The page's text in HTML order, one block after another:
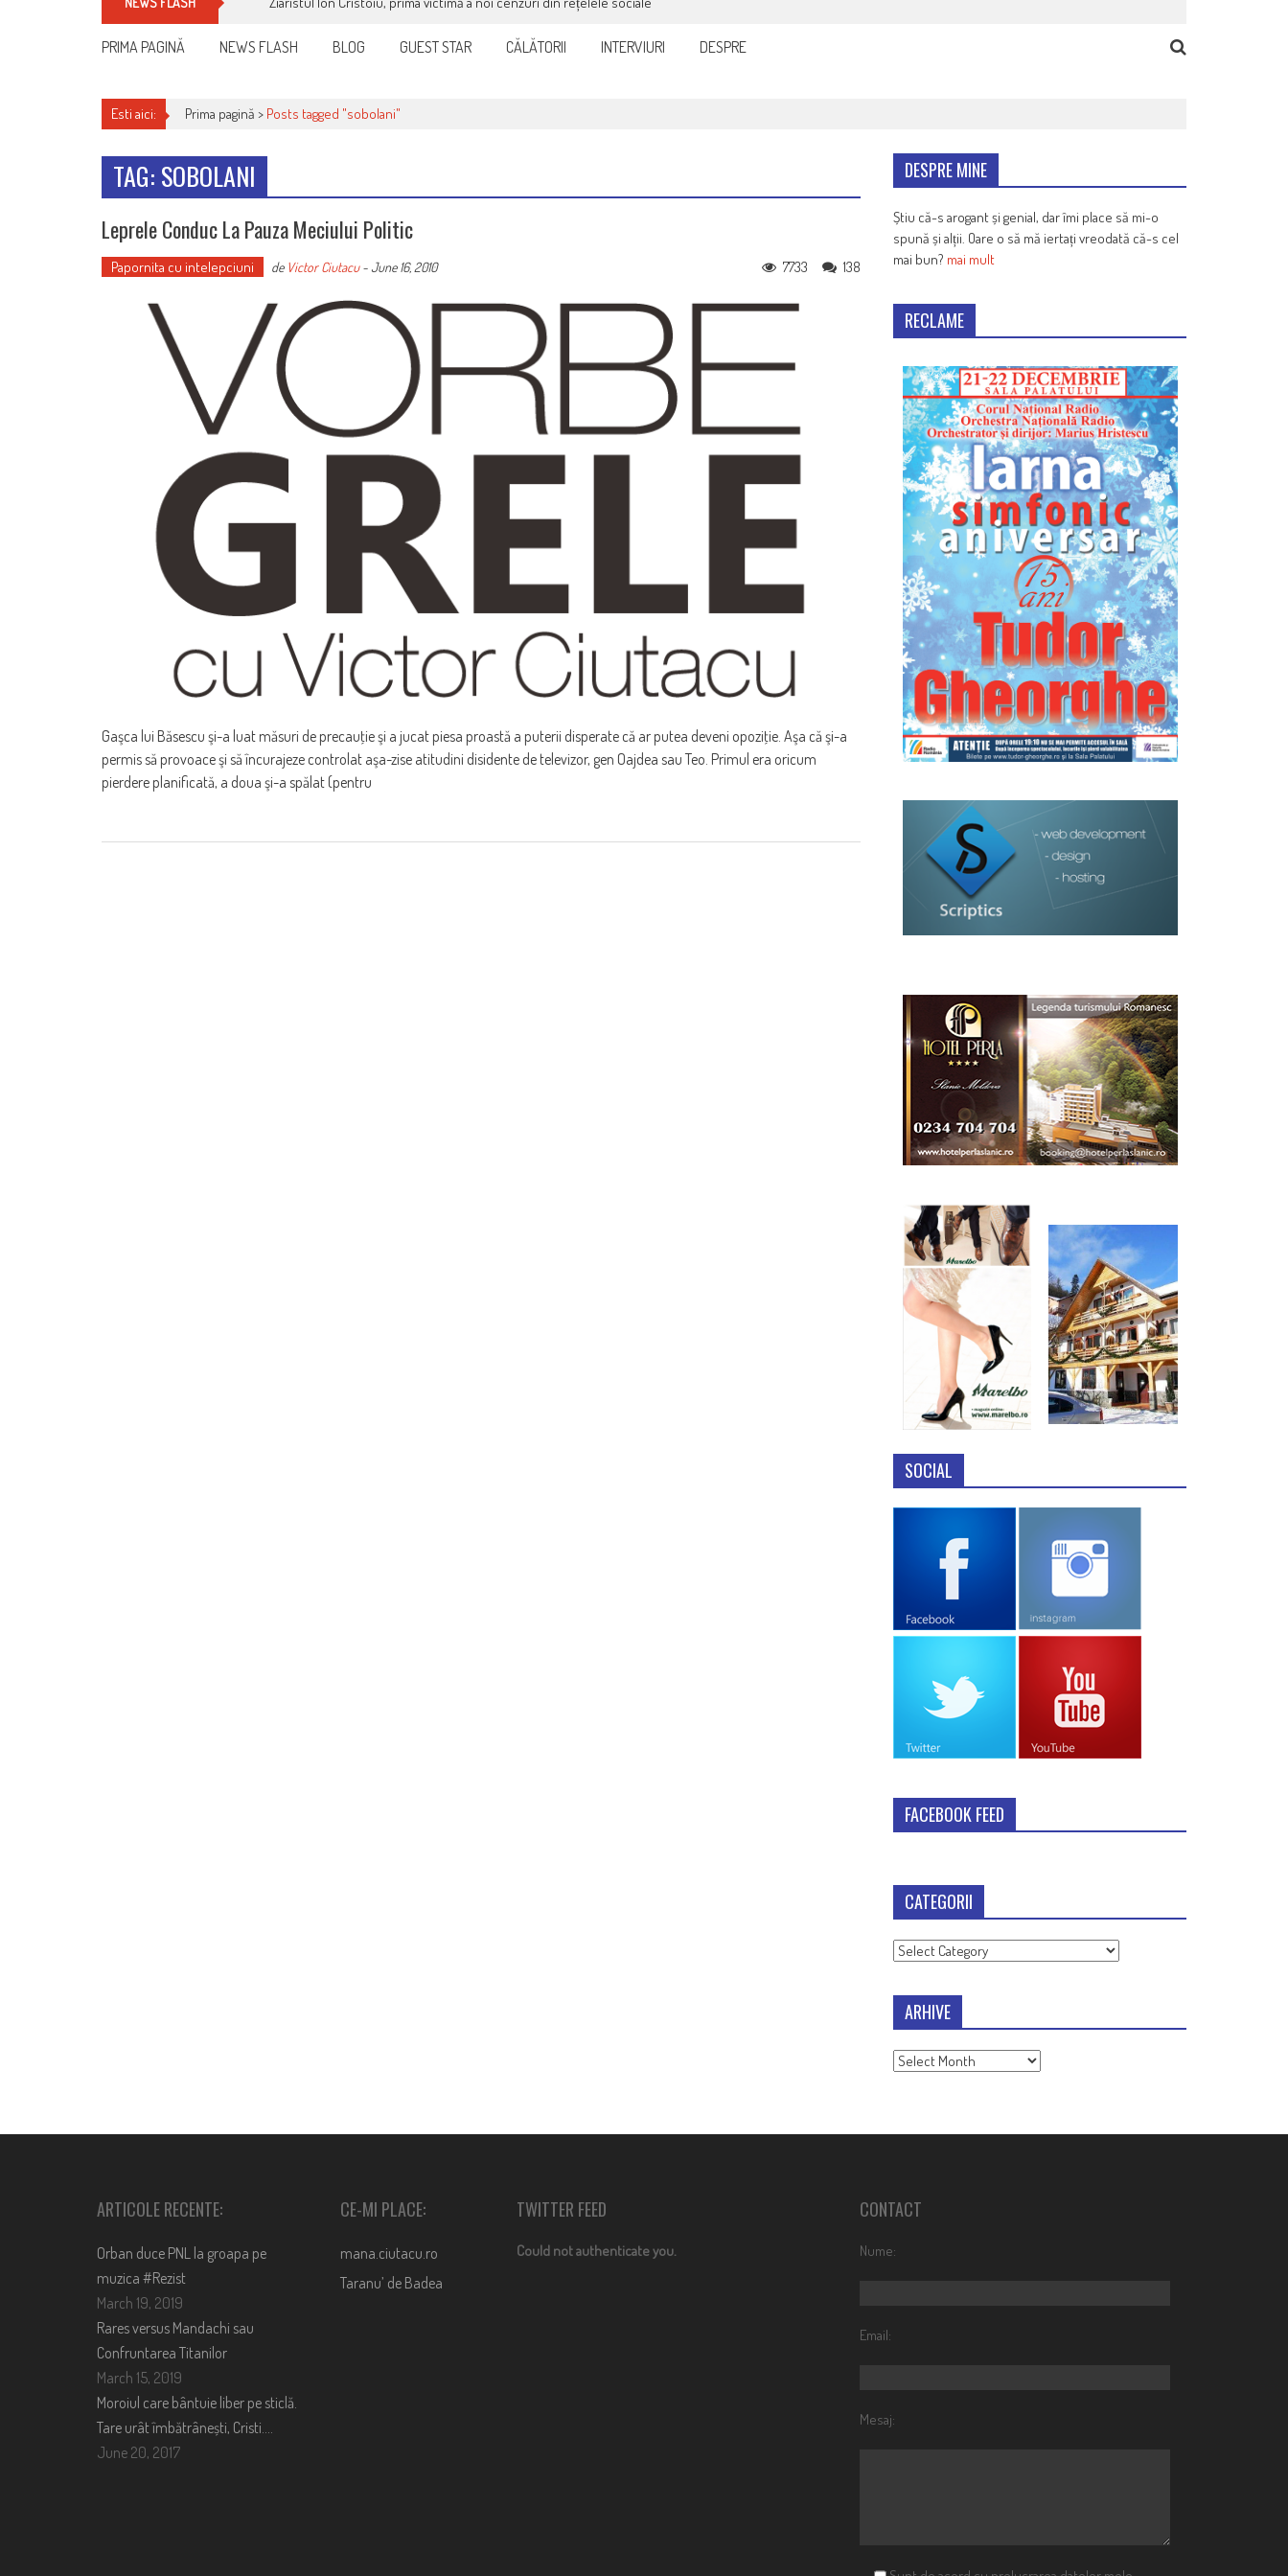
PRIMA PAGINĂ NEWS FLASH BLOG GUEST STAR CĂLĂTORII INTERVIURI DESPRE
Esti aici: Prima pagină > Posts tagged "sobolani"
TAG: SOBOLANI
Leprele Conduc La Pauza Meciului Politic
Papornita cu intelepciuni de Victor Ciutacu-June 16, 2010 138
7733
Gaşca lui Băsescu şi-a luat măsuri de precauţie şi a jucat piesa proastă a puterii disperate că ar putea deveni opoziţie. Aşa că şi-a
permis să provoace şi să încurajeze controlat aşa-zise atitudini disidente de televizor, gen Oajdea sau Teo. Primul era oricum
pierdere planificată, a doua şi-a spălat (pentru
DESPRE MINE
Știu că-s arogant și genial, dar îmi place să mi-o
spună și alții. Oare o să mă iertați vreodată că-s cel
mai bun? mai mult
RECLAME
SOCIAL
FACEBOOK FEED
CATEGORII
Categorii
ARHIVE
Arhive
ARTICOLE RECENTE:
Orban duce PNL la groapa pe
muzica #Rezist
March 19, 2019
Rares versus Mandachi sau
Confruntarea Titanilor
March 15, 2019
Moroiul care bântuie liber pe sticlă.
Tare urât îmbătrânești, Cristi….
June 20, 2017
CE-MI PLACE:
mana.ciutacu.ro
Taranu’ de Badea
TWITTER FEED
Could not authenticate you.
CONTACT
Nume:
Email:
Mesaj: